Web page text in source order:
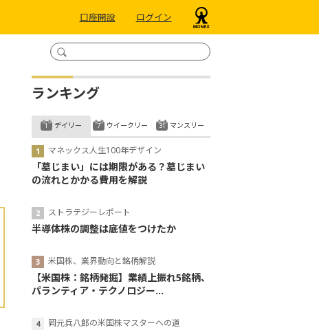
口座開設 ログイン
ランキング
デイリー
マネックス人生100年デザイン
「墓じまい」には期限がある？墓じまい
の流れとかかる費用を解説
ストラテジーレポート
半導体株の調整は底値をつけたか
米国株、業界動向と銘柄解説
【米国株：銘柄発掘】業績上振れ5銘柄、
パランティア・テクノロジー...
岡元兵八郎の米国株マスターへの道
ウイークリー マンスリー